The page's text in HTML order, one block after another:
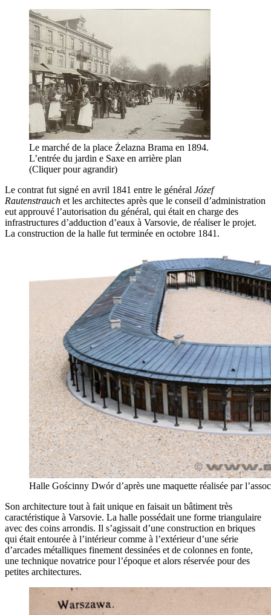
Le marché de la place Żelazna Brama en 1894.
L’entrée du jardin e Saxe en arrière plan
(Cliquer pour agrandir)
Le contrat fut signé en avril 1841 entre le général Józef
Rautenstrauch et les architectes après que le conseil d’administration
eut approuvé l’autorisation du général, qui était en charge des
infrastructures d’adduction d’eaux à Varsovie, de réaliser le projet.
La construction de la halle fut terminée en octobre 1841.
Halle Gościnny Dwór d’après une maquette réalisée par
Son architecture tout à fait unique en faisait un bâtiment très
caractéristique à Varsovie. La halle possédait une forme triangulaire
avec des coins arrondis. Il s’agissait d’une construction en briques
qui était entourée à l’intérieur comme à l’extérieur d’une série
d’arcades métalliques finement dessinées et de colonnes en fonte,
une technique novatrice pour l’époque et alors réservée pour des
petites architectures.